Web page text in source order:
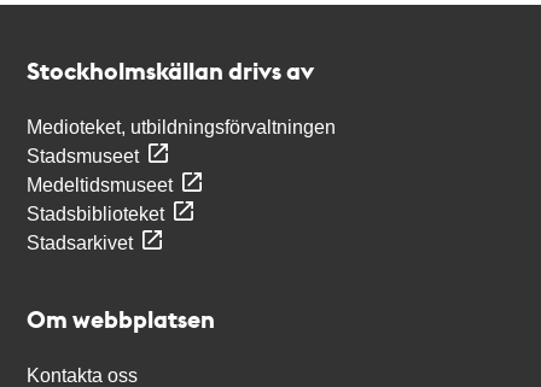
Stockholmskällan drivs av
Medioteket, utbildningsförvaltningen
Stadsmuseet
Medeltidsmuseet
Stadsbiblioteket
Stadsarkivet
Om webbplatsen
Kontakta oss